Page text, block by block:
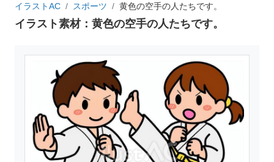
イラストAC
スポーツ 黄色の空手の人たちです。
イラスト素材：黄色の空手の人たちです。